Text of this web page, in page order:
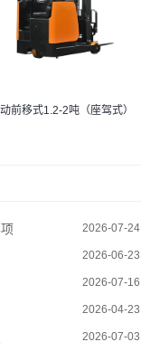
前移式1.2-2吨（座驾式）
2026-07-24
2026-06-23
2026-07-16
2026-04-23
2026-07-03